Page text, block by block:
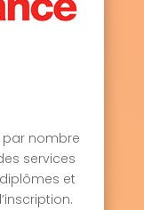
nombre
services
et